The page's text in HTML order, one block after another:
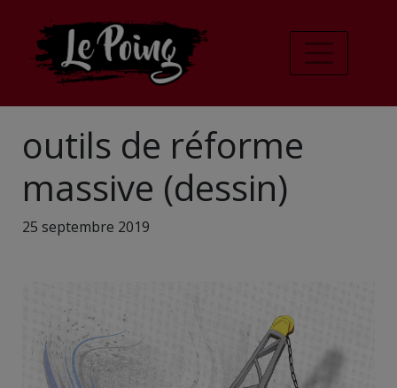
outils de réforme
massive (dessin)
25 septembre 2019